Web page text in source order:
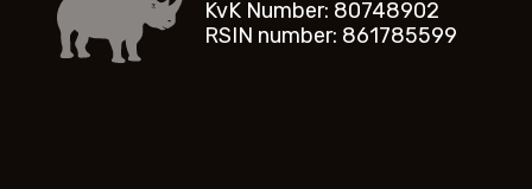
KvK Number: 80748902
RSIN number: 861785599